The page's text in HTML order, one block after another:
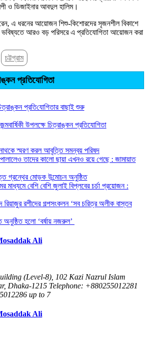
ও ডিজাইনার আবদুল হালিম।
এ ধরনের আয়োজন শিশু-কিশোরদের সৃজনশীল বিকাশে
ভবিষ্যতে আরও বড় পরিসরে এ প্রতিযোগিতা আয়োজন করা
চট্টগ্রাম
প্রতিযোগিতা
প্র‌তি‌যোগিতার বাছাই শুরু
উপলক্ষে চিত্রাঙ্কন প্রতিযোগিতা
স্মরণ করল আবৃত্তি সমন্বয় পরিষদ
পালালেও তাদের কালো ছায়া এখনও রয়ে গেছে : জামায়াত
গ্রন্থের মোড়ক উন্মোচন অনুষ্ঠিত
মাধ্যমে বেশি বেশি জুলাই বিপ্লবের চর্চা প্রয়োজন :
রশীদের গল্পসংকলন ‘সব চরিত্র অলীক বাস্তব
অনুষ্ঠিত হলো ‘বর্ষায় নজরুল’
Ali
(Level-8), 102 Kazi Nazrul Islam
Dhaka-1215 Telephone: +880255012281
up to 7
Ali